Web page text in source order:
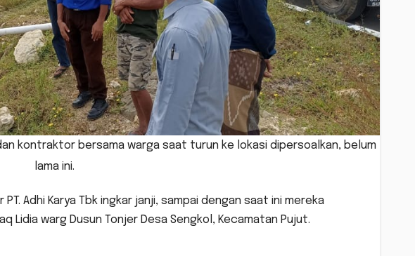
dan kontraktor bersama warga saat turun ke lokasi dipersoalkan, belum
lama ini.
PT. Adhi Karya Tbk ingkar janji, sampai dengan saat ini mereka
Lidia warg Dusun Tonjer Desa Sengkol, Kecamatan Pujut.